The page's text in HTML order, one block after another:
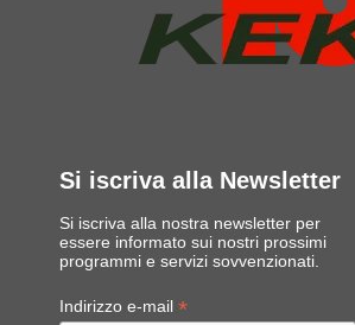
Si iscriva alla Newsletter
Si iscriva alla nostra newsletter per
essere informato sui nostri prossimi
programmi e servizi sovvenzionati.
Indirizzo e-mail *